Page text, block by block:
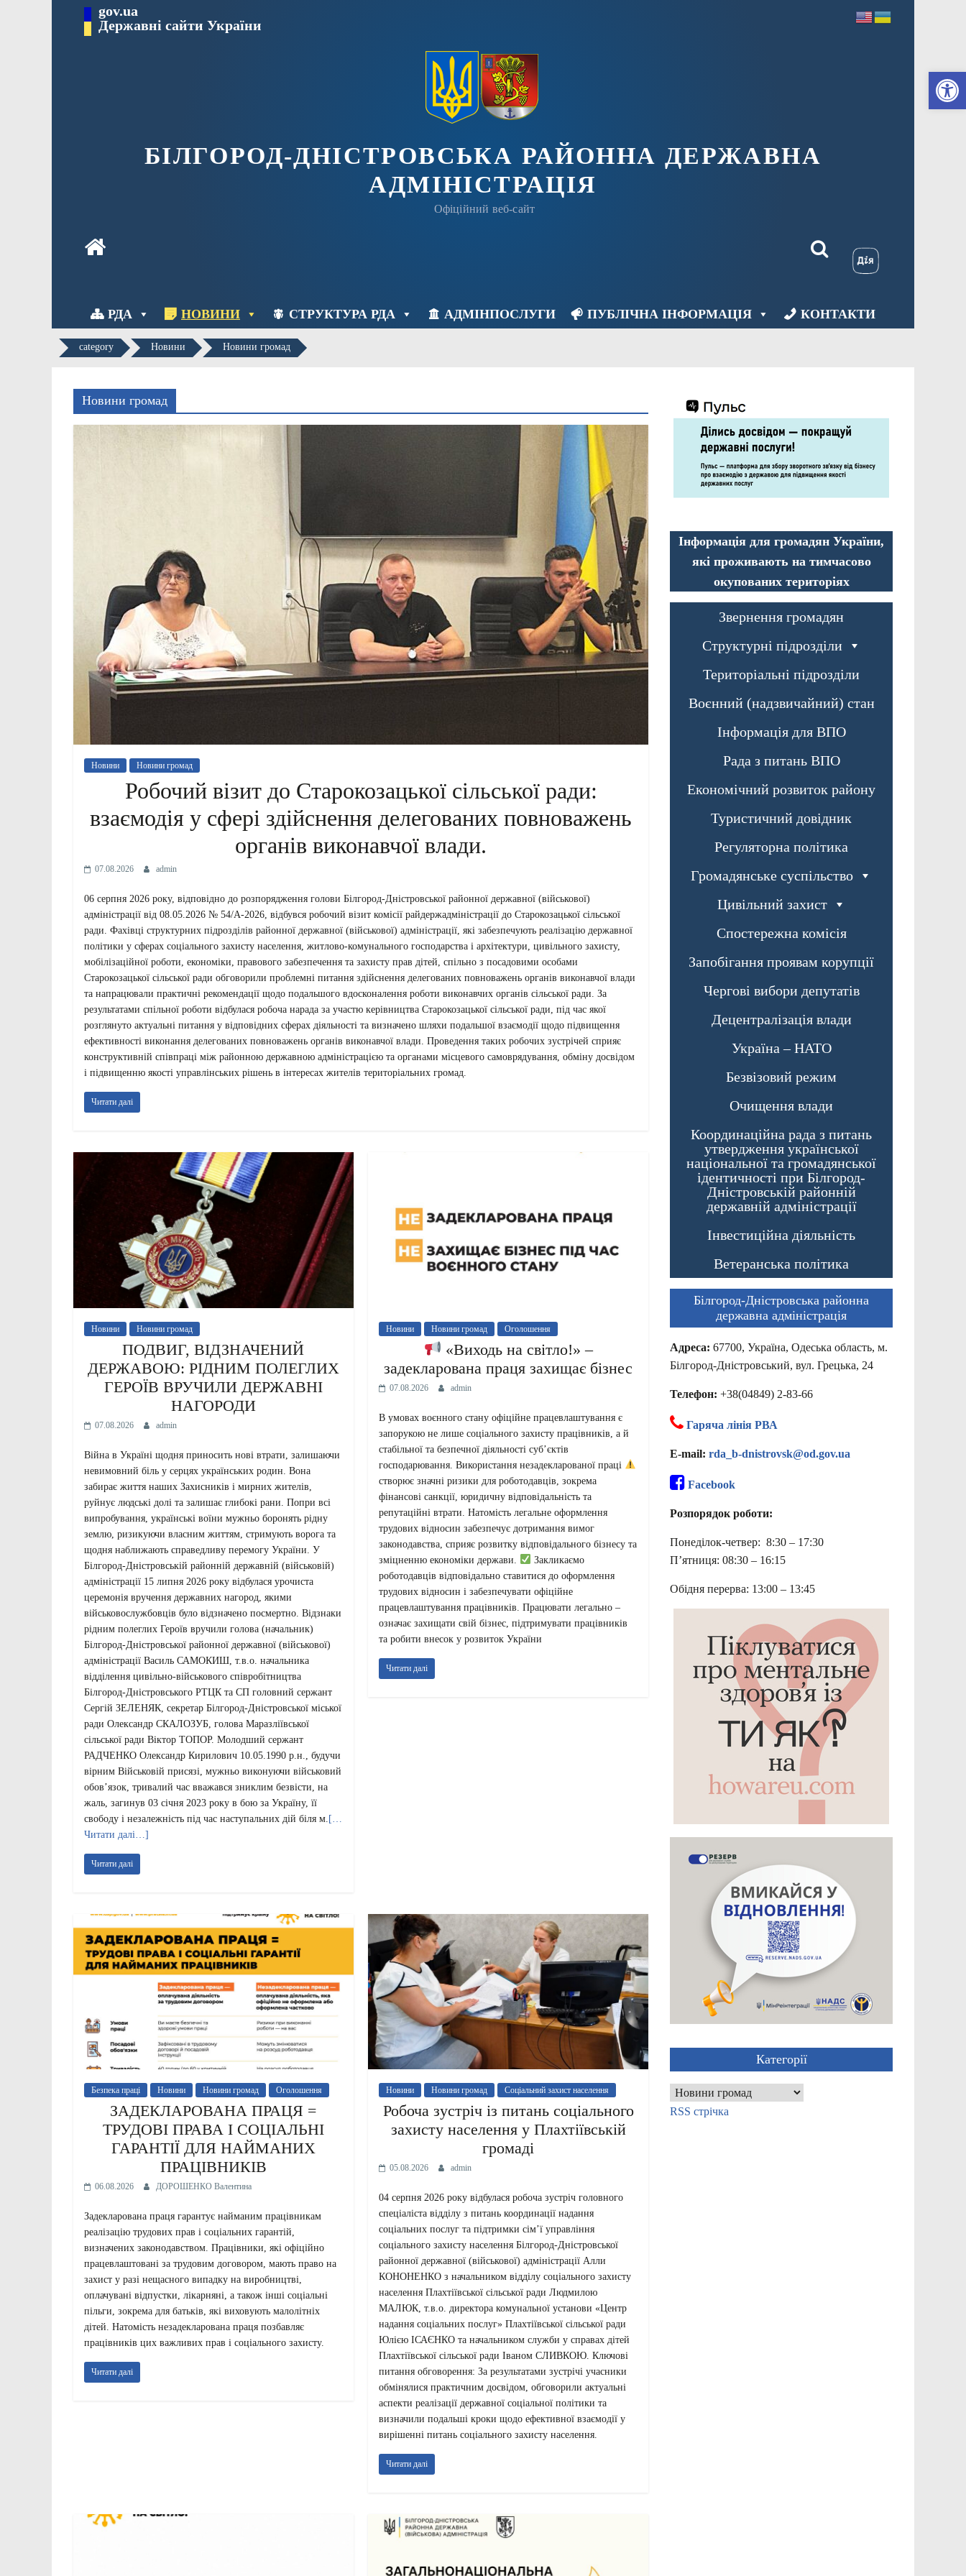
gov.ua
Державні сайти України
БІЛГОРОД-ДНІСТРОВСЬКА РАЙОННА ДЕРЖАВНА
АДМІНІСТРАЦІЯ
Офіційний веб-сайт
РДА НОВИНИ СТРУКТУРА РДА АДМІНПОСЛУГИ ПУБЛІЧНА ІНФОРМАЦІЯ КОНТАКТИ
category Новини Новини громад
Новини громад
Новини Новини громад
Робочий візит до Старокозацької сільської ради:
взаємодія у сфері здійснення делегованих повноважень
органів виконавчої влади.
07.08.2026 admin
06 серпня 2026 року, відповідно до розпорядження голови Білгород-Дністровської районної державної (військової)
адміністрації від 08.05.2026 № 54/А-2026, відбувся робочий візит комісії райдержадміністрації до Старокозацької сільської
ради. Фахівці структурних підрозділів районної державної (військової) адміністрації, які забезпечують реалізацію державної
політики у сферах соціального захисту населення, житлово-комунального господарства і архітектури, цивільного захисту,
мобілізаційної роботи, економіки, правового забезпечення та захисту прав дітей, спільно з посадовими особами
Старокозацької сільської ради обговорили проблемні питання здійснення делегованих повноважень органів виконавчої влади
та напрацювали практичні рекомендації щодо подальшого вдосконалення роботи виконавчих органів сільської ради. За
результатами спільної роботи відбулася робоча нарада за участю керівництва Старокозацької сільської ради, під час якої
розглянуто актуальні питання у відповідних сферах діяльності та визначено шляхи подальшої взаємодії щодо підвищення
ефективності виконання делегованих повноважень органів виконавчої влади. Проведення таких робочих зустрічей сприяє
конструктивній співпраці між районною державною адміністрацією та органами місцевого самоврядування, обміну досвідом
і підвищенню якості управлінських рішень в інтересах жителів територіальних громад.
Читати далі
Новини Новини громад
ПОДВИГ, ВІДЗНАЧЕНИЙ
ДЕРЖАВОЮ: РІДНИМ ПОЛЕГЛИХ
ГЕРОЇВ ВРУЧИЛИ ДЕРЖАВНІ
НАГОРОДИ
07.08.2026 admin
Війна в Україні щодня приносить нові втрати, залишаючи
невимовний біль у серцях українських родин. Вона
забирає життя наших Захисників і мирних жителів,
руйнує людські долі та залишає глибокі рани. Попри всі
випробування, українські воїни мужньо боронять рідну
землю, ризикуючи власним життям, стримують ворога та
щодня наближають справедливу перемогу України. У
Білгород-Дністровській районній державній (військовій)
адміністрації 15 липня 2026 року відбулася урочиста
церемонія вручення державних нагород, якими
військовослужбовців було відзначено посмертно. Відзнаки
рідним полеглих Героїв вручили голова (начальник)
Білгород-Дністровської районної державної (військової)
адміністрації Василь САМОКИШ, т.в.о. начальника
відділення цивільно-військового співробітництва
Білгород-Дністровського РТЦК та СП головний сержант
Сергій ЗЕЛЕНЯК, секретар Білгород-Дністровської міської
ради Олександр СКАЛОЗУБ, голова Маразліївської
сільської ради Віктор ТОПОР. Молодший сержант
РАДЧЕНКО Олександр Кирилович 10.05.1990 р.н., будучи
вірним Військовій присязі, мужньо виконуючи військовий
обов’язок, тривалий час вважався зниклим безвісти, на
жаль, загинув 03 січня 2023 року в бою за Україну, її
свободу і незалежність під час наступальних дій біля м. […
Читати далі…]
Читати далі
Новини Новини громад Оголошення
«Виходь на світло!» –
задекларована праця захищає бізнес
07.08.2026 admin
В умовах воєнного стану офіційне працевлаштування є
запорукою не лише соціального захисту працівників, а й
стабільної та безпечної діяльності суб’єктів
господарювання. Використання незадекларованої праці
створює значні ризики для роботодавців, зокрема
фінансові санкції, юридичну відповідальність та
репутаційні втрати. Натомість легальне оформлення
трудових відносин забезпечує дотримання вимог
законодавства, сприяє розвитку відповідального бізнесу та
зміцненню економіки держави.
Закликаємо
роботодавців відповідально ставитися до оформлення
трудових відносин і забезпечувати офіційне
працевлаштування працівників. Працювати легально –
означає захищати свій бізнес, підтримувати працівників
та робити внесок у розвиток України
Читати далі
Безпека праці Новини Новини громад Оголошення
ЗАДЕКЛАРОВАНА ПРАЦЯ =
ТРУДОВІ ПРАВА І СОЦІАЛЬНІ
ГАРАНТІЇ ДЛЯ НАЙМАНИХ
ПРАЦІВНИКІВ
06.08.2026 ДОРОШЕНКО Валентина
Задекларована праця гарантує найманим працівникам
реалізацію трудових прав і соціальних гарантій,
визначених законодавством. Працівники, які офіційно
працевлаштовані за трудовим договором, мають право на
захист у разі нещасного випадку на виробництві,
оплачувані відпустки, лікарняні, а також інші соціальні
пільги, зокрема для батьків, які виховують малолітніх
дітей. Натомість незадекларована праця позбавляє
працівників цих важливих прав і соціального захисту.
Читати далі
Новини Новини громад Соціальний захист населення
Робоча зустріч із питань соціального
захисту населення у Плахтіївській
громаді
05.08.2026 admin
04 серпня 2026 року відбулася робоча зустріч головного
спеціаліста відділу з питань координації надання
соціальних послуг та підтримки сім’ї управління
соціального захисту населення Білгород-Дністровської
районної державної (військової) адміністрації Алли
КОНОНЕНКО з начальником відділу соціального захисту
населення Плахтіївської сільської ради Людмилою
МАЛЮК, т.в.о. директора комунальної установи «Центр
надання соціальних послуг» Плахтіївської сільської ради
Юлією ІСАЄНКО та начальником служби у справах дітей
Плахтіївської сільської ради Іваном СЛИВКОЮ. Ключові
питання обговорення: За результатами зустрічі учасники
обмінялися практичним досвідом, обговорили актуальні
аспекти реалізації державної соціальної політики та
визначили подальші кроки щодо ефективної взаємодії у
вирішенні питань соціального захисту населення.
Читати далі
Інформація для громадян України,
які проживають на тимчасово
окупованих територіях
Звернення громадян
Структурні підрозділи
Територіальні підрозділи
Воєнний (надзвичайний) стан
Інформація для ВПО
Рада з питань ВПО
Економічний розвиток району
Туристичний довідник
Регуляторна політика
Громадянське суспільство
Цивільний захист
Спостережна комісія
Запобігання проявам корупції
Чергові вибори депутатів
Децентралізація влади
Україна – НАТО
Безвізовий режим
Очищення влади
Координаційна рада з питань
утвердження української
національної та громадянської
ідентичності при Білгород-
Дністровській районній
державній адміністрації
Інвестиційна діяльність
Ветеранська політика
Білгород-Дністровська районна
державна адміністрація
Адреса: 67700, Україна, Одеська область, м.
Білгород-Дністровський, вул. Грецька, 24
Телефон: +38(04849) 2-83-66
Гаряча лінія РВА
E-mail: rda_b-dnistrovsk@od.gov.ua
Facebook
Розпорядок роботи:
Понеділок-четвер: 8:30 – 17:30
П’ятниця: 08:30 – 16:15
Обідня перерва: 13:00 – 13:45
Категорії
Категорії
RSS стрічка